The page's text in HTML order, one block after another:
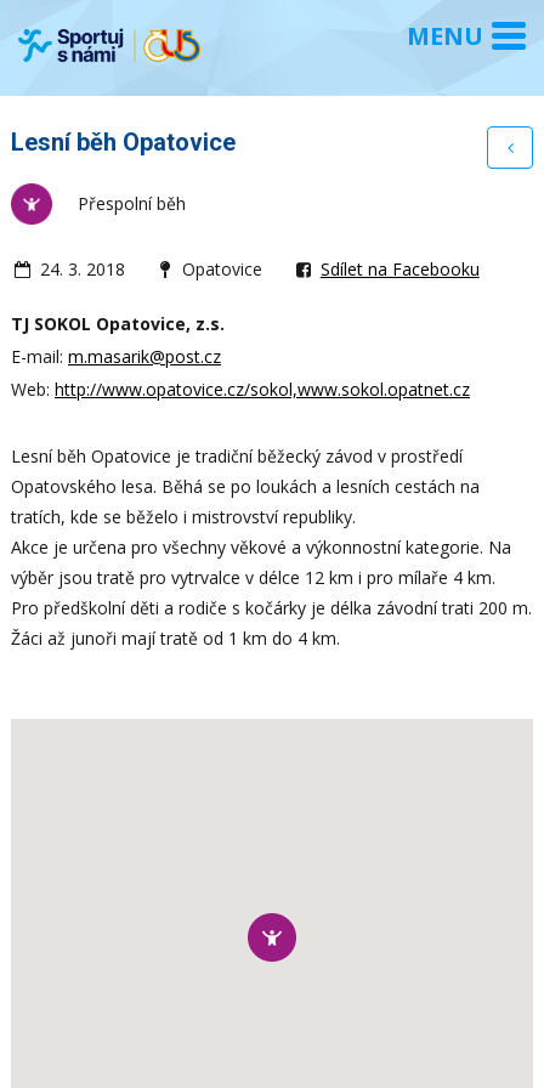
Lesní běh Opatovice
Přespolní běh
24. 3. 2018 Opatovice Sdílet na Facebooku
TJ SOKOL Opatovice, z.s.
E-mail: m.masarik@post.cz
Web: http://www.opatovice.cz/sokol,www.sokol.opatnet.cz
Lesní běh Opatovice je tradiční běžecký závod v prostředí
Opatovského lesa. Běhá se po loukách a lesních cestách na
tratích, kde se běželo i mistrovství republiky.
Akce je určena pro všechny věkové a výkonnostní kategorie. Na
výběr jsou tratě pro vytrvalce v délce 12 km i pro mílaře 4 km.
Pro předškolní děti a rodiče s kočárky je délka závodní trati 200 m.
Žáci až junoři mají tratě od 1 km do 4 km.